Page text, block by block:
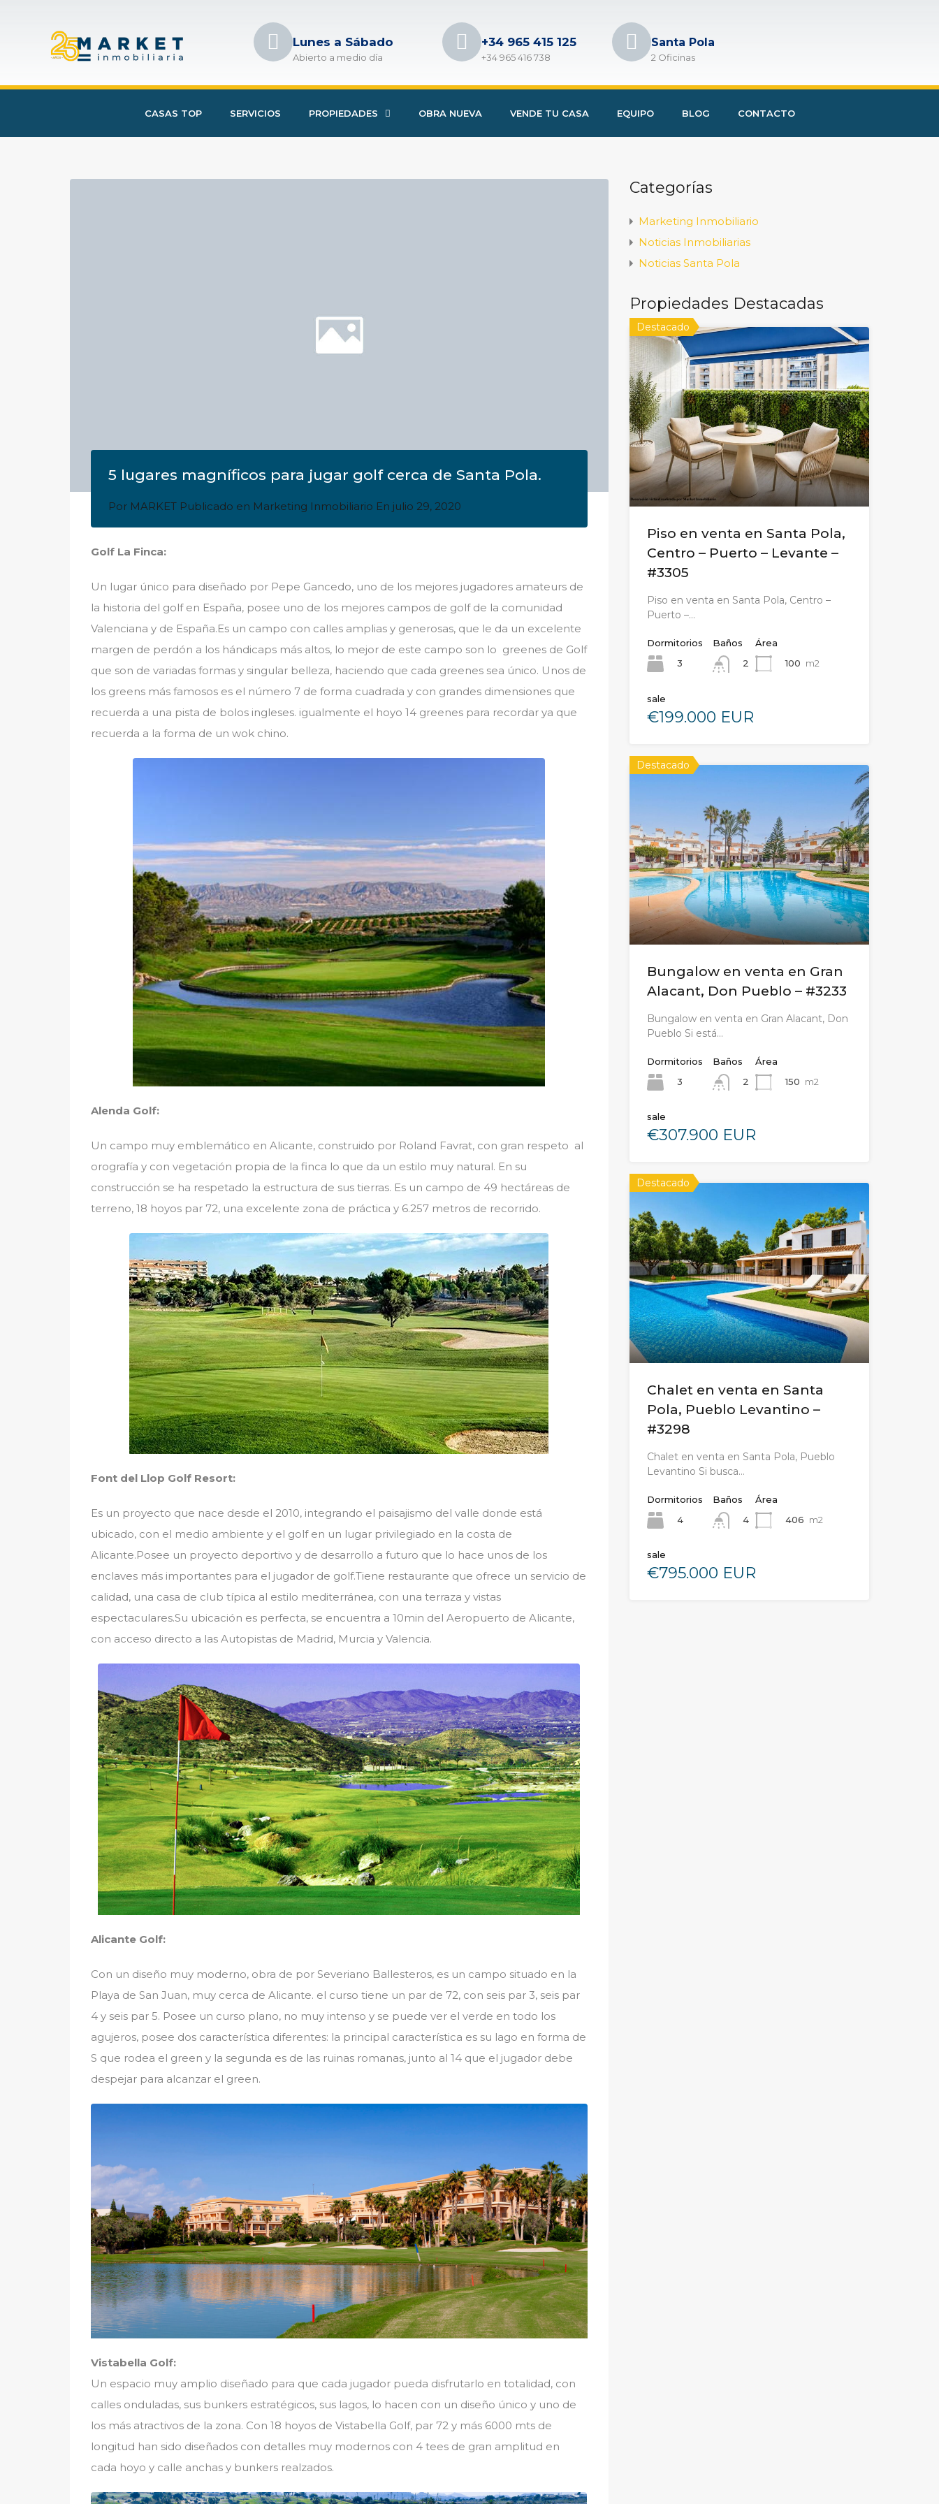
Lunes a Sábado
Abierto a medio día
+34 965 415 125
+34 965 416 738
Santa Pola
2 Oficinas
CASAS TOP SERVICIOS PROPIEDADES OBRA NUEVA VENDE TU CASA EQUIPO BLOG CONTACTO
5 lugares magníficos para jugar golf cerca de Santa Pola.
Por MARKET Publicado en Marketing Inmobiliario En julio 29, 2020
Golf La Finca:
Un lugar único para diseñado por Pepe Gancedo, uno de los mejores jugadores amateurs de
la historia del golf en España, posee uno de los mejores campos de golf de la comunidad
Valenciana y de España.Es un campo con calles amplias y generosas, que le da un excelente
margen de perdón a los hándicaps más altos, lo mejor de este campo son lo greenes de Golf
que son de variadas formas y singular belleza, haciendo que cada greenes sea único. Unos de
los greens más famosos es el número 7 de forma cuadrada y con grandes dimensiones que
recuerda a una pista de bolos ingleses. igualmente el hoyo 14 greenes para recordar ya que
recuerda a la forma de un wok chino.
Alenda Golf:
Un campo muy emblemático en Alicante, construido por Roland Favrat, con gran respeto al
orografía y con vegetación propia de la finca lo que da un estilo muy natural. En su
construcción se ha respetado la estructura de sus tierras. Es un campo de 49 hectáreas de
terreno, 18 hoyos par 72, una excelente zona de práctica y 6.257 metros de recorrido.
Font del Llop Golf Resort:
Es un proyecto que nace desde el 2010, integrando el paisajismo del valle donde está
ubicado, con el medio ambiente y el golf en un lugar privilegiado en la costa de
Alicante.Posee un proyecto deportivo y de desarrollo a futuro que lo hace unos de los
enclaves más importantes para el jugador de golf.Tiene restaurante que ofrece un servicio de
calidad, una casa de club típica al estilo mediterránea, con una terraza y vistas
espectaculares.Su ubicación es perfecta, se encuentra a 10min del Aeropuerto de Alicante,
con acceso directo a las Autopistas de Madrid, Murcia y Valencia.
Alicante Golf:
Con un diseño muy moderno, obra de por Severiano Ballesteros, es un campo situado en la
Playa de San Juan, muy cerca de Alicante. el curso tiene un par de 72, con seis par 3, seis par
4 y seis par 5. Posee un curso plano, no muy intenso y se puede ver el verde en todo los
agujeros, posee dos característica diferentes: la principal característica es su lago en forma de
S que rodea el green y la segunda es de las ruinas romanas, junto al 14 que el jugador debe
despejar para alcanzar el green.
Vistabella Golf:
Un espacio muy amplio diseñado para que cada jugador pueda disfrutarlo en totalidad, con
calles onduladas, sus bunkers estratégicos, sus lagos, lo hacen con un diseño único y uno de
los más atractivos de la zona. Con 18 hoyos de Vistabella Golf, par 72 y más 6000 mts de
longitud han sido diseñados con detalles muy modernos con 4 tees de gran amplitud en
cada hoyo y calle anchas y bunkers realzados.
Categorías
Marketing Inmobiliario
Noticias Inmobiliarias
Noticias Santa Pola
Propiedades Destacadas
Destacado
Piso en venta en Santa Pola,
Centro – Puerto – Levante –
#3305
Piso en venta en Santa Pola, Centro –
Puerto –…
Dormitorios
3
Baños
2
Área
100 m2
sale
€199.000 EUR
Destacado
Bungalow en venta en Gran
Alacant, Don Pueblo – #3233
Bungalow en venta en Gran Alacant, Don
Pueblo Si está…
Dormitorios
3
Baños
2
Área
150 m2
sale
€307.900 EUR
Destacado
Chalet en venta en Santa
Pola, Pueblo Levantino –
#3298
Chalet en venta en Santa Pola, Pueblo
Levantino Si busca…
Dormitorios
4
Baños
4
Área
406 m2
sale
€795.000 EUR